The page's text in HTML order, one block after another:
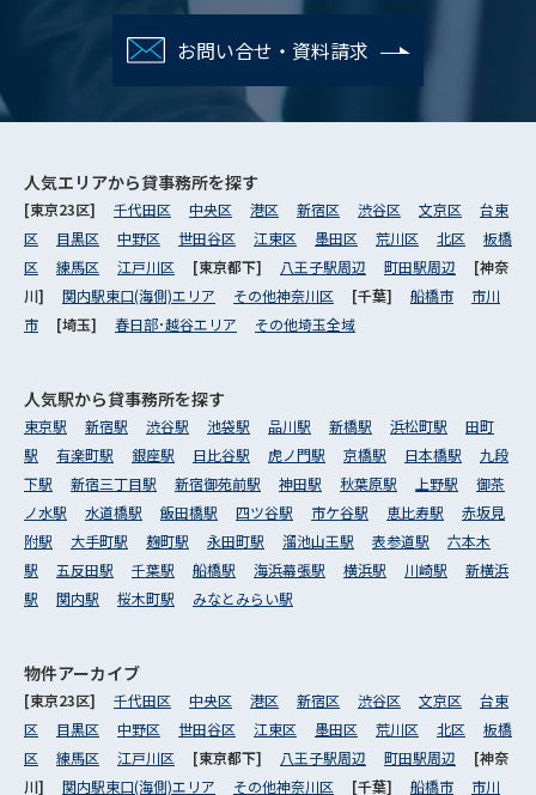
お問い合せ・資料請求
人気エリアから貸事務所を探す
[東京23区] 千代田区 中央区 港区 新宿区 渋谷区 文京区
台東
区
目黒区 中野区 世田谷区 江東区 墨田区 荒川区 北区
板橋
区
練馬区 江戸川区 [東京都下] 八王子駅周辺 町田駅周辺
[神奈
川] 関内駅東口(海側)エリア その他神奈川区 [千葉] 船橋市
市川
市
[埼玉] 春日部･越谷エリア その他埼玉全域
人気駅から貸事務所を探す
東京駅 新宿駅 渋谷駅 池袋駅 品川駅 新橋駅 浜松町駅
田町
駅
有楽町駅 銀座駅 日比谷駅 虎ノ門駅 京橋駅 日本橋駅
九段
下駅
新宿三丁目駅 新宿御苑前駅 神田駅 秋葉原駅 上野駅
御茶
ノ水駅
水道橋駅 飯田橋駅 四ツ谷駅 市ケ谷駅 恵比寿駅
赤坂見
附駅
大手町駅 麹町駅 永田町駅 溜池山王駅 表参道駅
六本木
駅
五反田駅 千葉駅 船橋駅 海浜幕張駅 横浜駅 川崎駅
新横浜
駅
関内駅 桜木町駅 みなとみらい駅
物件アーカイブ
[東京23区] 千代田区 中央区 港区 新宿区 渋谷区 文京区
台東
区
目黒区 中野区 世田谷区 江東区 墨田区 荒川区 北区
板橋
区
練馬区 江戸川区 [東京都下] 八王子駅周辺 町田駅周辺
[神奈
川] 関内駅東口(海側)エリア その他神奈川区 [千葉] 船橋市 市川